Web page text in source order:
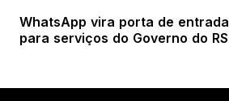
WhatsApp vira porta de entrada
para serviços do Governo do RS